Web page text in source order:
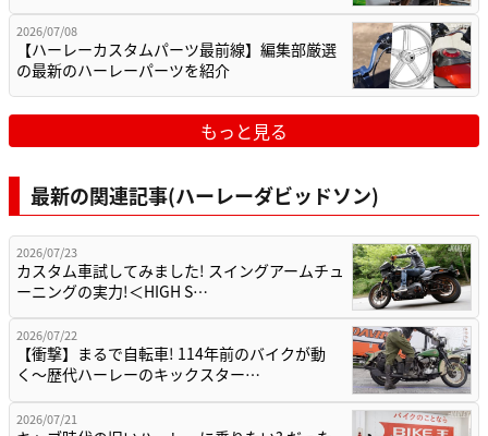
2026/07/08
【ハーレーカスタムパーツ最前線】編集部厳選
の最新のハーレーパーツを紹介
もっと見る
最新の関連記事(ハーレーダビッドソン)
2026/07/23
カスタム車試してみました! スイングアームチュ
ーニングの実力!＜HIGH S…
2026/07/22
【衝撃】まるで自転車! 114年前のバイクが動
く〜歴代ハーレーのキックスター…
2026/07/21